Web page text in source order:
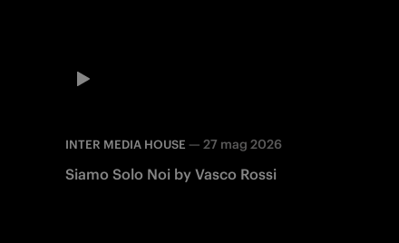
INTER MEDIA HOUSE — 27 mag 2026
Siamo Solo Noi by Vasco Rossi